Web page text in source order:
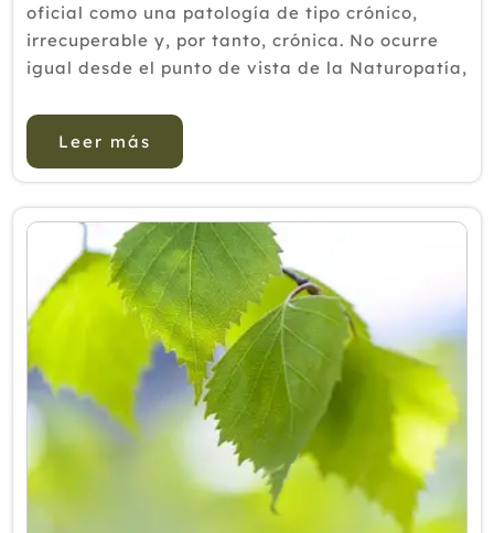
oficial como una patología de tipo crónico,
irrecuperable y, por tanto, crónica. No ocurre
igual desde el punto de vista de la Naturopatía,
tipo físico-químico...
Leer más